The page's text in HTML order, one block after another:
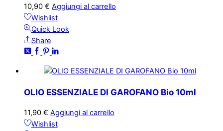
10,90 € Aggiungi al carrello
Wishlist
Quick Look
Share
OLIO ESSENZIALE DI GAROFANO Bio 10ml
11,90 € Aggiungi al carrello
Wishlist